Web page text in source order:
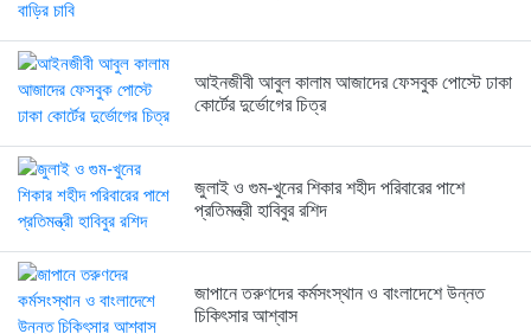
সরকারি কর্মচারী হাসপাতাল থেকে গোলাপ...
21 hours আগে
সিলেট সীমান্তে ৪৮ বিজিবির পৃথক...
21 hours আগে
ব্রিটিশ আমেরিকান টোব্যাকোর নতুন ব্যবস্থাপনা...
21 hours আগে
আইনজীবী আবুল কালাম আজাদের ফেসবুক পোস্টে ঢাকা
কোর্টের দুর্ভোগের চিত্র
জুলাই ও গুম-খুনের শিকার শহীদ পরিবারের পাশে
প্রতিমন্ত্রী হাবিবুর রশিদ
জাপানে তরুণদের কর্মসংস্থান ও বাংলাদেশে উন্নত
চিকিৎসার আশ্বাস